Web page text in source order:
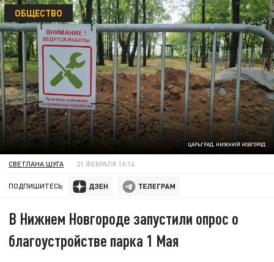
ЦАРЬГРАД. НИЖНИЙ НОВГОРОД
ОБЩЕСТВО
СВЕТЛАНА ШУГА 21 ФЕВРАЛЯ 16:14
ПОДПИШИТЕСЬ:
В Нижнем Новгороде запустили опрос о
благоустройстве парка 1 Мая